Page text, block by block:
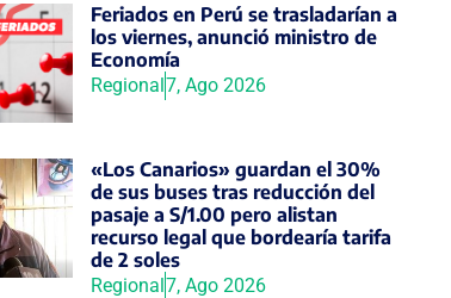
Feriados en Perú se trasladarían a
los viernes, anunció ministro de
Economía
Regional7, Ago 2026
«Los Canarios» guardan el 30%
de sus buses tras reducción del
pasaje a S/1.00 pero alistan
recurso legal que bordearía tarifa
de 2 soles
Regional7, Ago 2026